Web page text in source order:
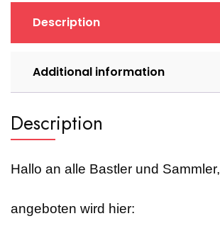
Description
Additional information
Description
Hallo an alle Bastler und Sammler,
angeboten wird hier: